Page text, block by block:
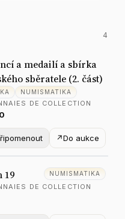
4
NA I E S D E CO LLE CTI O N
ncí a medailí a sbírka
kého sběratele (2. část)
NUMISMATIKA
↗Do aukce
NA I E S D E CO L L E CTI O N
19 NUMISMATIKA